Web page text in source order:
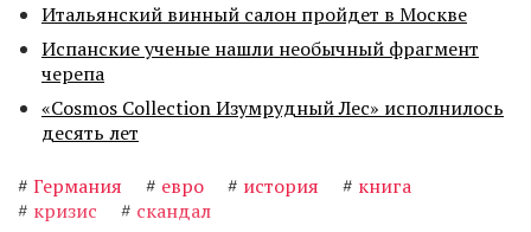
Итальянский винный салон пройдет в Москве
Испанские ученые нашли необычный фрагмент
черепа
«Cosmos Collection Изумрудный Лес» исполнилось
десять лет
# Германия # евро # история # книга
# кризис # скандал